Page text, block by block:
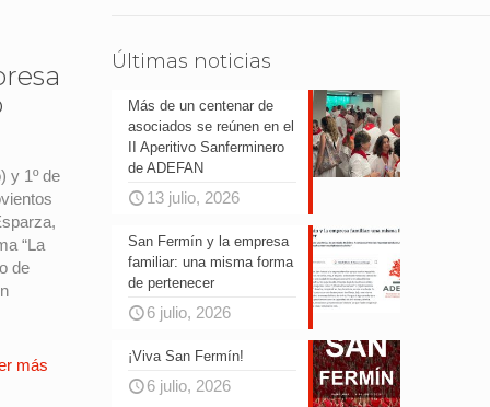
y 1º de
“La
de
más
Últimas noticias
Más de un centenar de
asociados se reúnen en el
II Aperitivo Sanferminero
de ADEFAN
13 julio, 2026
San Fermín y la empresa
familiar: una misma forma
de pertenecer
6 julio, 2026
¡Viva San Fermín!
6 julio, 2026